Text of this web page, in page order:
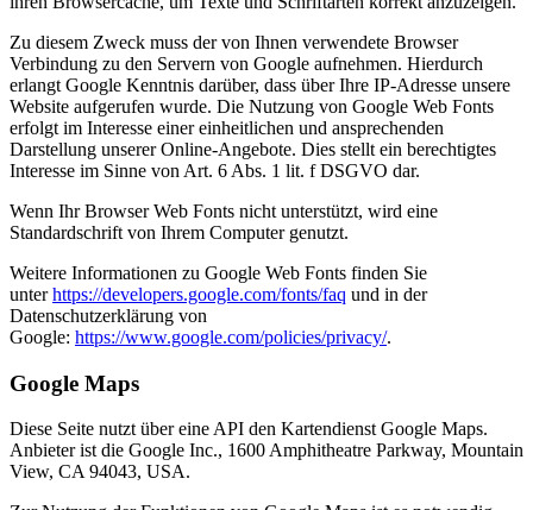
Zu diesem Zweck muss der von Ihnen verwendete Browser
Verbindung zu den Servern von Google aufnehmen. Hierdurch
erlangt Google Kenntnis darüber, dass über Ihre IP-Adresse unsere
Website aufgerufen wurde. Die Nutzung von Google Web Fonts
erfolgt im Interesse einer einheitlichen und ansprechenden
Darstellung unserer Online-Angebote. Dies stellt ein berechtigtes
Interesse im Sinne von Art. 6 Abs. 1 lit. f DSGVO dar.
Wenn Ihr Browser Web Fonts nicht unterstützt, wird eine
Standardschrift von Ihrem Computer genutzt.
Weitere Informationen zu Google Web Fonts finden Sie
unterhttps://developers.google.com/fonts/faq und in der
Datenschutzerklärung von
Google: https://www.google.com/policies/privacy/.
Google Maps
Diese Seite nutzt über eine API den Kartendienst Google Maps.
Anbieter ist die Google Inc., 1600 Amphitheatre Parkway, Mountain
View, CA 94043, USA.